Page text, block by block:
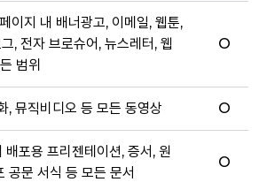
이지 내 배너광고, 이메일, 웹툰,
, 전자 브로슈어, 뉴스레터, 웹
범위
O
, 뮤직비디오 등 모든 동영상 O
배포용 프리젠테이션, 증서, 원
공문 서식 등 모든 문서
O